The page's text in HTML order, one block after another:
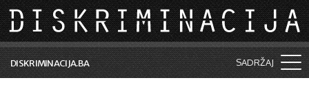
Skip to main content
DISKRIMINACIJA.BA SADRŽAJ